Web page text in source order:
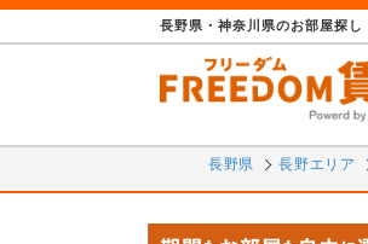
長野県・神奈川県のお部屋探
長野県 長野エリア